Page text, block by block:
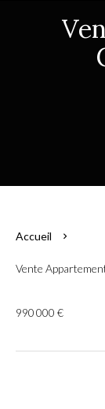
Accueil
Vente
990 000 €